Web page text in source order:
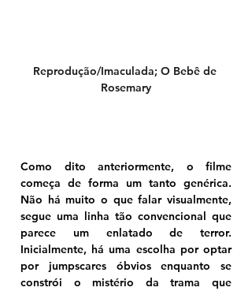
Reprodução/Imaculada; O Bebê de
Rosemary
Como dito anteriormente, o filme
começa de forma um tanto genérica.
Não há muito o que falar visualmente,
segue uma linha tão convencional que
parece um enlatado de terror.
Inicialmente, há uma escolha por optar
por jumpscares óbvios enquanto se
constrói o mistério da trama que